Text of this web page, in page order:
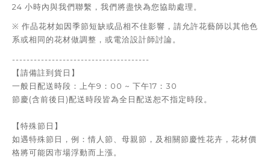
24 小時內與我們聯繫，我們將盡快為您協助處理。
※ 作品花材如因季節短缺或品相不佳影響，請允許花藝師以其他色
系或相同的花材做調整，或電洽設計師討論。
--------------------------------------
【請備註到貨日】
一般日配送時段：上午9：00 ~ 下午17：30
節慶(含前後日)配送時段皆為全日配送恕不指定時段。
【特殊節日】
如遇特殊節日，例：情人節、母親節，及相關節慶性花卉，花材價
格將可能因市場浮動而上漲。